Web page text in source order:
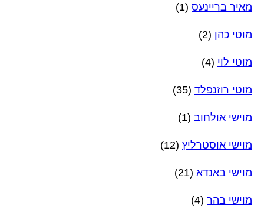
מאיר בריינעס (1)
מוטי כהן (2)
מוטי לוי (4)
מוטי רוזנפלד (35)
מוישי אולחוב (1)
מוישי אוסטרליץ (12)
מוישי באנדא (21)
מוישי בהר (4)